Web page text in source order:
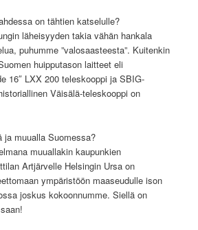
on tähtien katselulle?
läheisyyden takia vähän hankala
puhumme ”valosaasteesta”. Kuitenkin
huipputason laitteet eli
16″ LXX 200 teleskooppi ja SBIG-
Väisälä-teleskooppi on
ja muualla Suomessa?
muuallakin kaupunkien
Artjärvelle Helsingin Ursa on
ympäristöön maaseudulle ison
joskus kokoonnumme. Siellä on